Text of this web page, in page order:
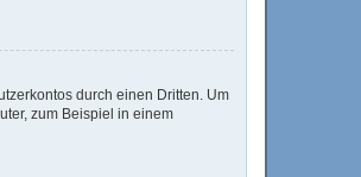
durch einen Dritten. Um
zum Beispiel in einem